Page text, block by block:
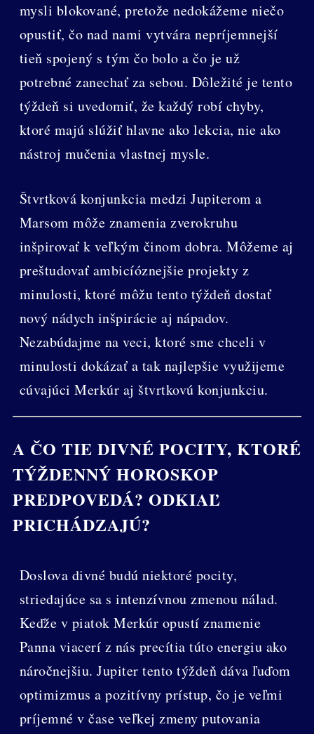
mysli blokované, pretože nedokážeme niečo
opustiť, čo nad nami vytvára nepríjemnejší
tieň spojený s tým čo bolo a čo je už
potrebné zanechať za sebou. Dôležité je tento
týždeň si uvedomiť, že každý robí chyby,
ktoré majú slúžiť hlavne ako lekcia, nie ako
nástroj mučenia vlastnej mysle.
Štvrtková konjunkcia medzi Jupiterom a
Marsom môže znamenia zverokruhu
inšpirovať k veľkým činom dobra. Môžeme aj
preštudovať ambicíóznejšie projekty z
minulosti, ktoré môžu tento týždeň dostať
nový nádych inšpirácie aj nápadov.
Nezabúdajme na veci, ktoré sme chceli v
minulosti dokázať a tak najlepšie využijeme
cúvajúci Merkúr aj štvrtkovú konjunkciu.
A ČO TIE DIVNÉ POCITY, KTORÉ
TÝŽDENNÝ HOROSKOP
PREDPOVEDÁ? ODKIAĽ
PRICHÁDZAJÚ?
Doslova divné budú niektoré pocity,
striedajúce sa s intenzívnou zmenou nálad.
Keďže v piatok Merkúr opustí znamenie
Panna viacerí z nás precítia túto energiu ako
náročnejšiu. Jupiter tento týždeň dáva ľuďom
optimizmus a pozitívny prístup, čo je veľmi
príjemné v čase veľkej zmeny putovania